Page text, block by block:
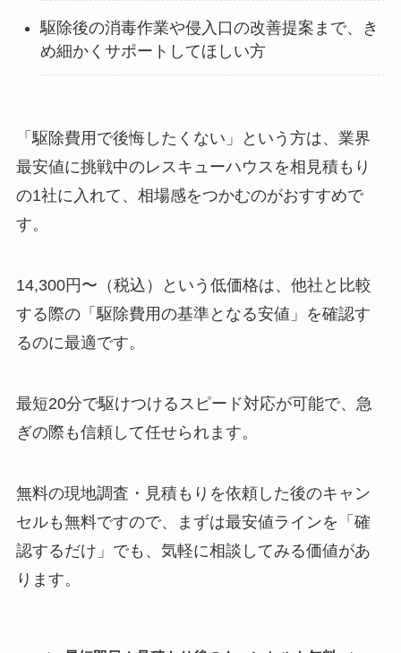
駆除後の消毒作業や侵入口の改善提案まで、き
め細かくサポートしてほしい方
「駆除費用で後悔したくない」という方は、業界
最安値に挑戦中のレスキューハウスを相見積もり
の1社に入れて、相場感をつかむのがおすすめで
す。
14,300円〜（税込）という低価格は、他社と比較
する際の「駆除費用の基準となる安値」を確認す
るのに最適です。
最短20分で駆けつけるスピード対応が可能で、急
ぎの際も信頼して任せられます。
無料の現地調査・見積もりを依頼した後のキャン
セルも無料ですので、まずは最安値ラインを「確
認するだけ」でも、気軽に相談してみる価値があ
ります。